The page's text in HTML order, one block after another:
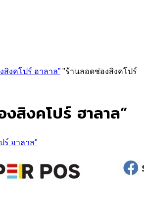
สิงคโปร์ ฮาลาล” "ร้านลอดช่องสิงคโปร์
งสิงคโปร์ ฮาลาล”